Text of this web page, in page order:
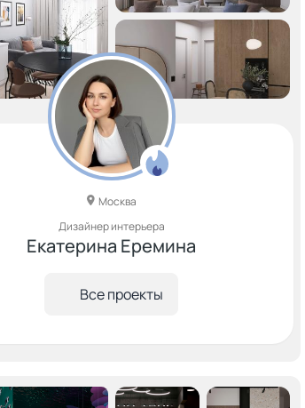
Москва
Дизайнер интерьера
Екатерина Еремина
Все проекты